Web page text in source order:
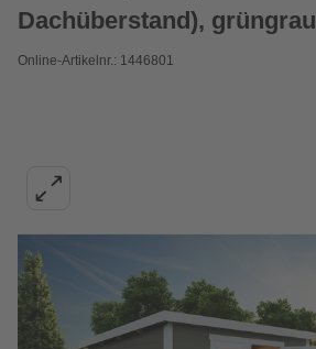
Dachüberstand), grüngrau
Online-Artikelnr.: 1446801